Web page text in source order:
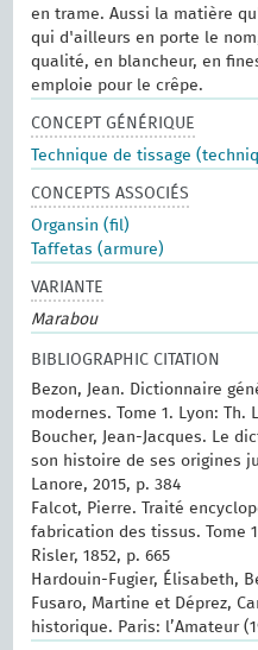
en trame. Aussi la matière
qui d'ailleurs en porte le
qualité, en blancheur, en
emploie pour le crêpe.
CONCEPT GÉNÉRIQUE
Technique de tissage
CONCEPTS ASSOCIÉS
Organsin (fil)
Taffetas (armure)
VARIANTE
Marabou
BIBLIOGRAPHIC CITATION
Bezon, Jean. Dictionnaire
modernes. ‎Tome 1.‎ Lyon: Th.
Boucher, Jean-Jacques. Le
son histoire de ses origines
Lanore, 2015, p. 384
Falcot, Pierre. Traité
fabrication des tissus. Tome
Risler, 1852, p. 665
Hardouin-Fugier, Élisabeth,
Fusaro, Martine et Déprez,
historique. Paris: l’Amateur